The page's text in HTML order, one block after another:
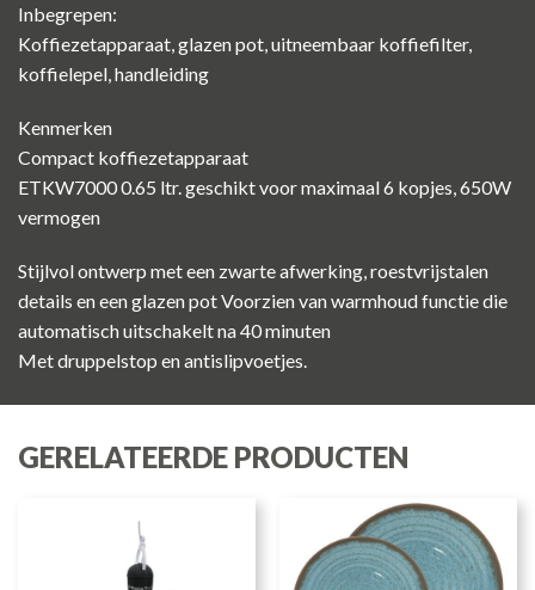
Inbegrepen:
Koffiezetapparaat, glazen pot, uitneembaar koffiefilter,
koffielepel, handleiding
Kenmerken
Compact koffiezetapparaat
ETKW7000 0.65 ltr. geschikt voor maximaal 6 kopjes, 650W
vermogen
Stijlvol ontwerp met een zwarte afwerking, roestvrijstalen
details en een glazen pot Voorzien van warmhoud functie die
automatisch uitschakelt na 40 minuten
Met druppelstop en antislipvoetjes.
GERELATEERDE PRODUCTEN